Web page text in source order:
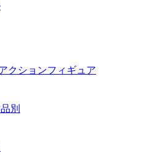
クションフィギュア
別